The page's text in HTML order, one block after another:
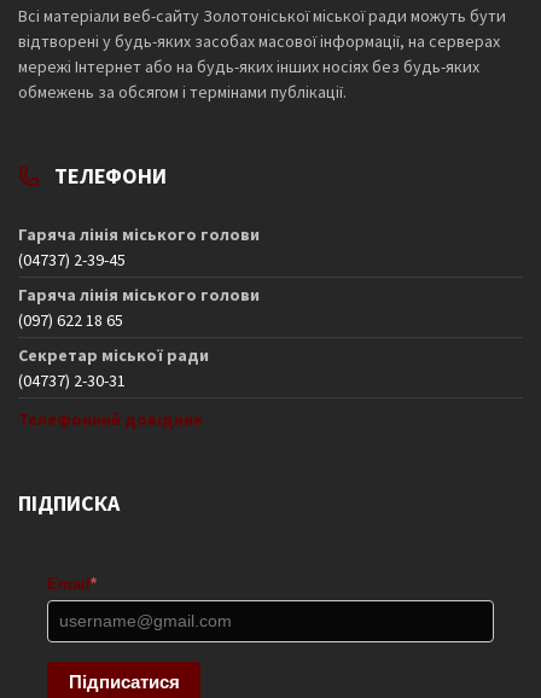
Всі матеріали веб-сайту Золотоніської міської ради можуть бути
відтворені у будь-яких засобах масової інформації, на серверах
мережі Інтернет або на будь-яких інших носіях без будь-яких
обмежень за обсягом і термінами публікації.
ТЕЛЕФОНИ
Гаряча лінія міського голови
(04737) 2-39-45
Гаряча лінія міського голови
(097) 622 18 65
Секретар міської ради
(04737) 2-30-31
Телефонний довідник
ПІДПИСКА
Email *
Підписатися